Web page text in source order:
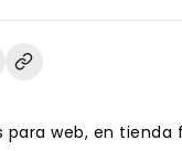
para web, en